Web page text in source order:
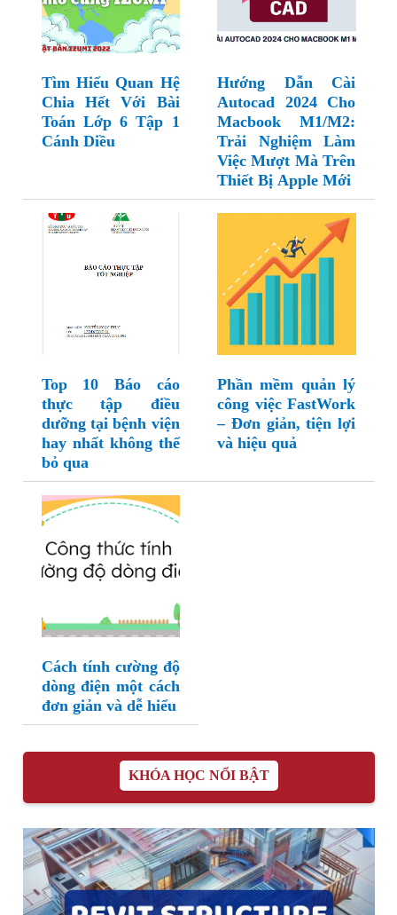
Tìm Hiểu Quan Hệ
Chia Hết Với Bài
Toán Lớp 6 Tập 1
Cánh Diều
Hướng Dẫn Cài
Autocad 2024 Cho
Macbook M1/M2:
Trải Nghiệm Làm
Việc Mượt Mà Trên
Thiết Bị Apple Mới
Top 10 Báo cáo
thực tập điều
dưỡng tại bệnh viện
hay nhất không thể
bỏ qua
Phần mềm quản lý
công việc FastWork
– Đơn giản, tiện lợi
và hiệu quả
Cách tính cường độ
dòng điện một cách
đơn giản và dễ hiểu
KHÓA HỌC NỔI BẬT